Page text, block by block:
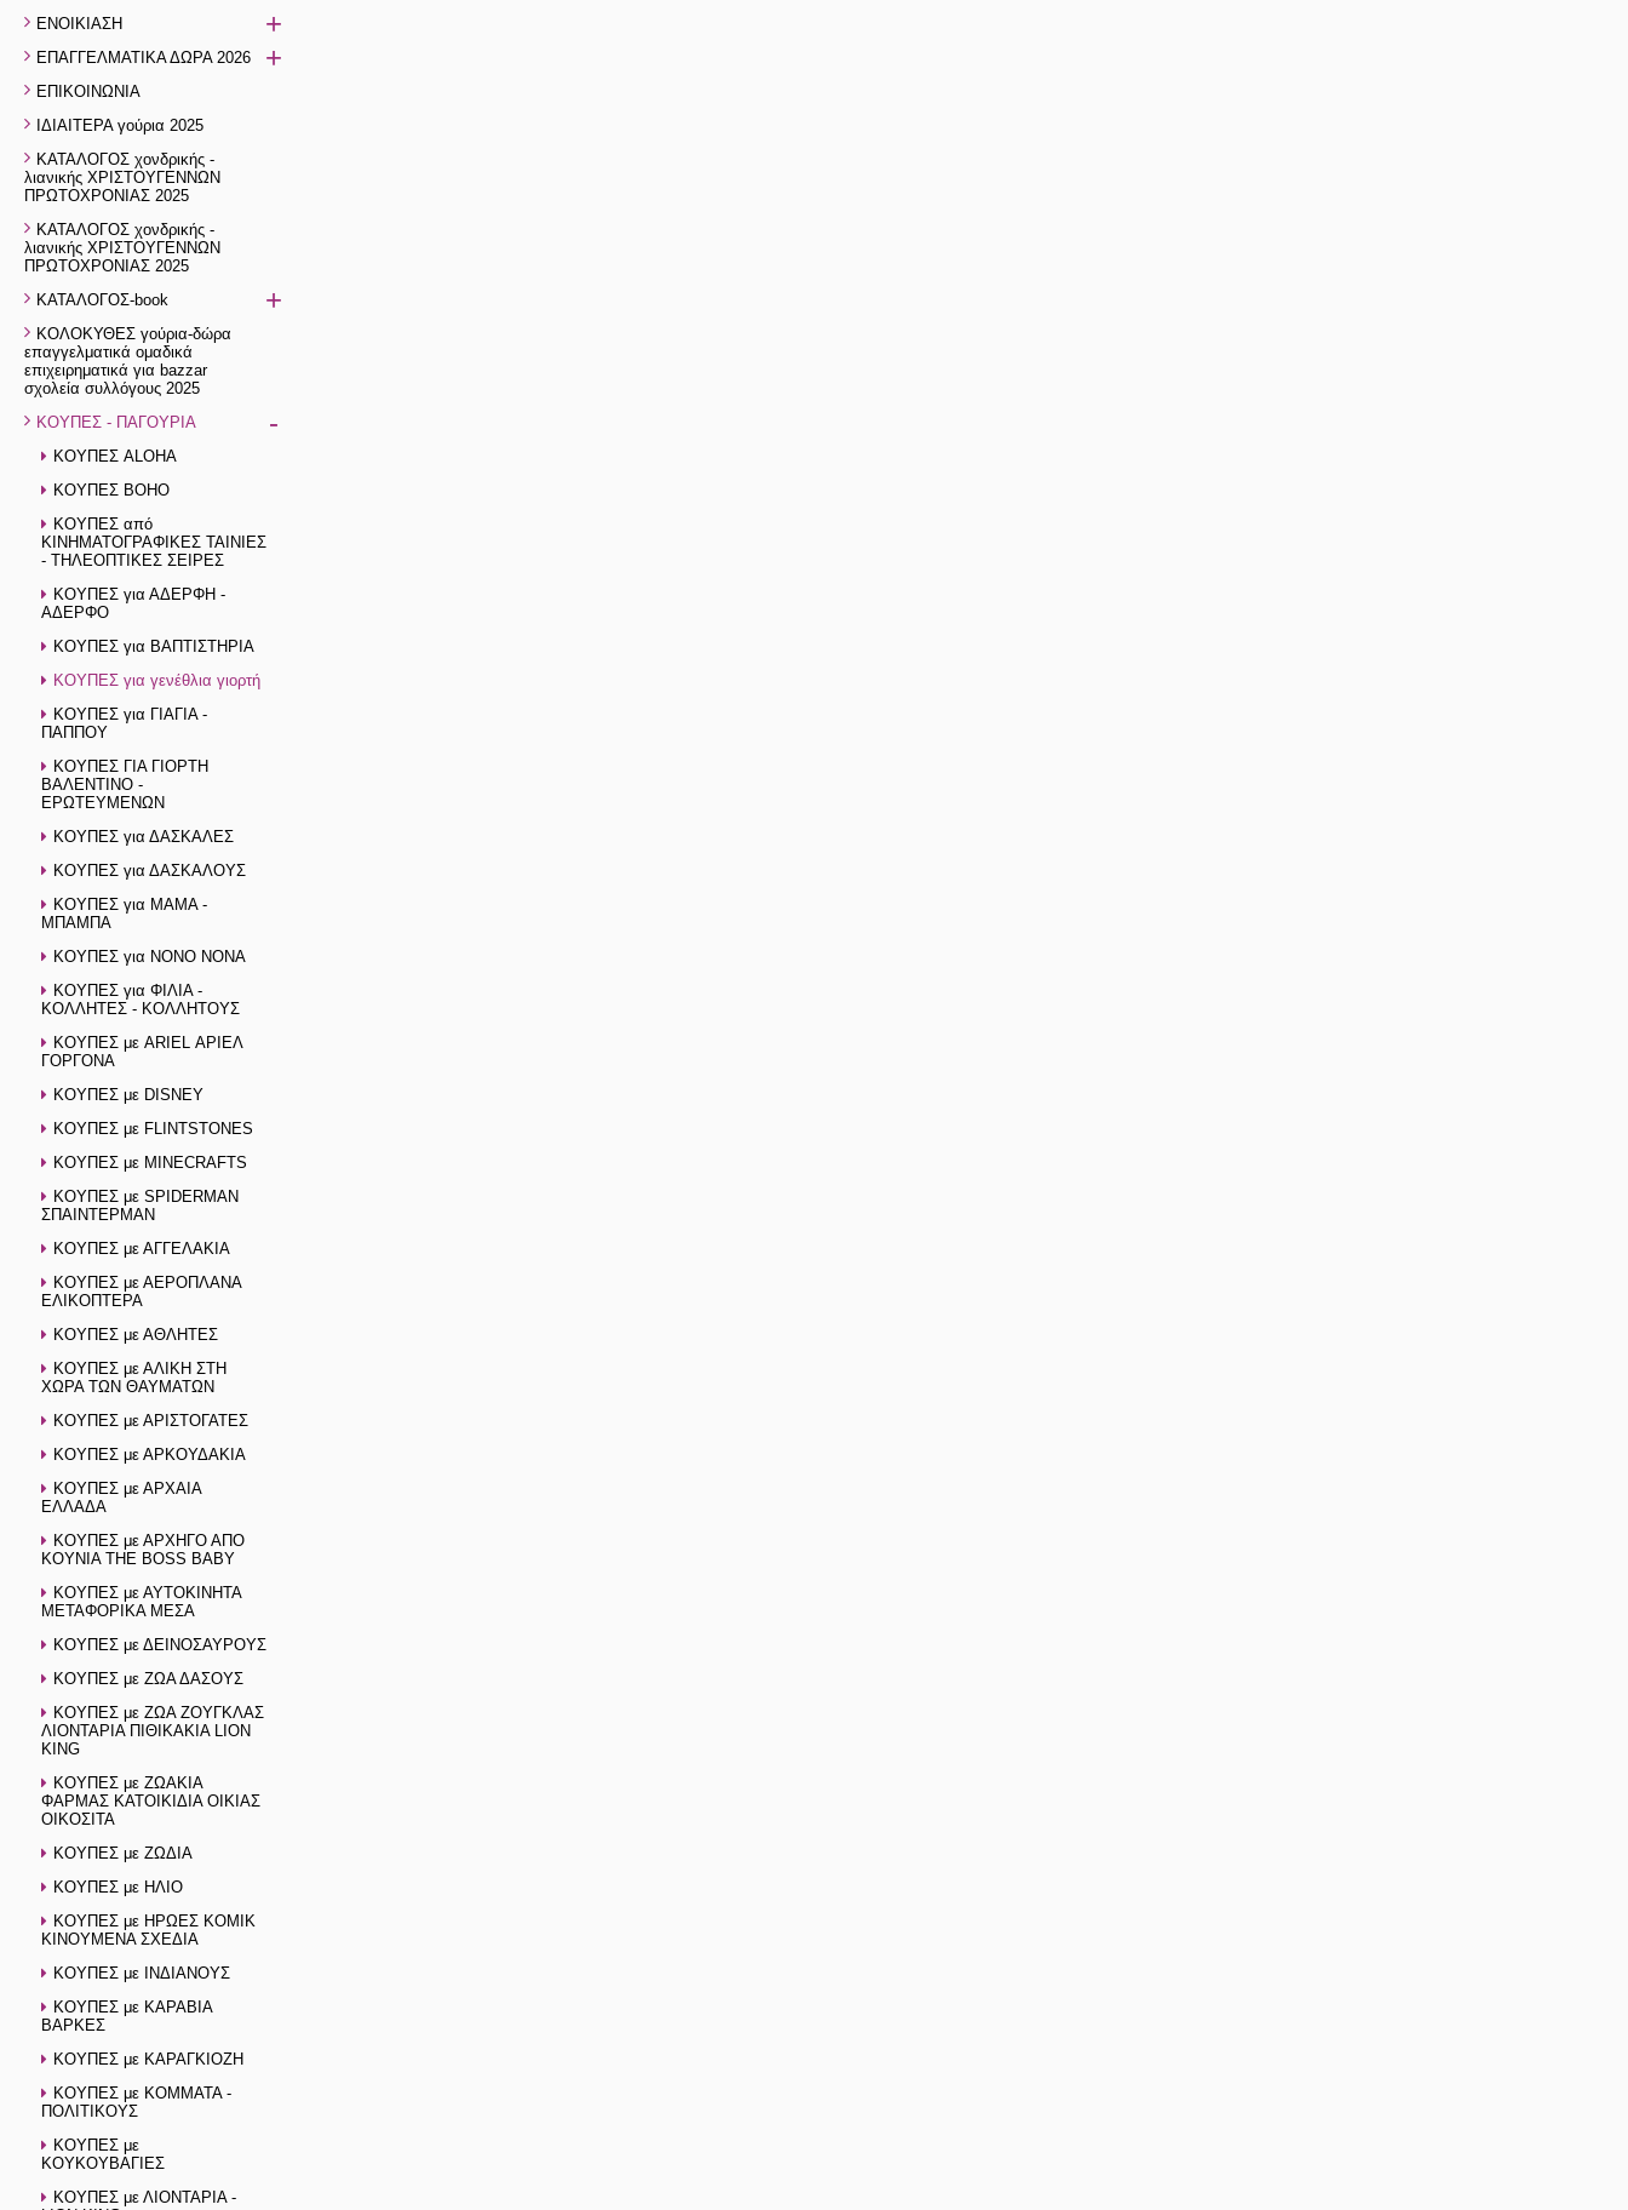
ΕΝΟΙΚΙΑΣΗ
+
ΕΠΑΓΓΕΛΜΑΤΙΚΑ ΔΩΡΑ 2026 +
ΕΠΙΚΟΙΝΩΝΙΑ
ΙΔΙΑΙΤΕΡΑ γούρια 2025
ΚΑΤΑΛΟΓΟΣ χονδρικής -
λιανικής ΧΡΙΣΤΟΥΓΕΝΝΩΝ
ΠΡΩΤΟΧΡΟΝΙΑΣ 2025
ΚΑΤΑΛΟΓΟΣ χονδρικής -
λιανικής ΧΡΙΣΤΟΥΓΕΝΝΩΝ
ΠΡΩΤΟΧΡΟΝΙΑΣ 2025
ΚΑΤΑΛΟΓΟΣ-book
+
ΚΟΛΟΚΥΘΕΣ γούρια-δώρα
επαγγελματικά ομαδικά
επιχειρηματικά για bazzar
σχολεία συλλόγους 2025
ΚΟΥΠΕΣ - ΠΑΓΟΥΡΙΑ
-
ΚΟΥΠΕΣ ALOHA
ΚΟΥΠΕΣ BOHO
ΚΟΥΠΕΣ από
ΚΙΝΗΜΑΤΟΓΡΑΦΙΚΕΣ ΤΑΙΝΙΕΣ
- ΤΗΛΕΟΠΤΙΚΕΣ ΣΕΙΡΕΣ
ΚΟΥΠΕΣ για ΑΔΕΡΦΗ -
ΑΔΕΡΦΟ
ΚΟΥΠΕΣ για ΒΑΠΤΙΣΤΗΡΙΑ
ΚΟΥΠΕΣ για γενέθλια γιορτή
ΚΟΥΠΕΣ για ΓΙΑΓΙΑ -
ΠΑΠΠΟΥ
ΚΟΥΠΕΣ ΓΙΑ ΓΙΟΡΤΗ
ΒΑΛΕΝΤΙΝΟ -
ΕΡΩΤΕΥΜΕΝΩΝ
ΚΟΥΠΕΣ για ΔΑΣΚΑΛΕΣ
ΚΟΥΠΕΣ για ΔΑΣΚΑΛΟΥΣ
ΚΟΥΠΕΣ για ΜΑΜΑ -
ΜΠΑΜΠΑ
ΚΟΥΠΕΣ για ΝΟΝΟ ΝΟΝΑ
ΚΟΥΠΕΣ για ΦΙΛΙΑ -
ΚΟΛΛΗΤΕΣ - ΚΟΛΛΗΤΟΥΣ
ΚΟΥΠΕΣ με ARIEL ΑΡΙΕΛ
ΓΟΡΓΟΝΑ
ΚΟΥΠΕΣ με DISNEY
ΚΟΥΠΕΣ με FLINTSTONES
ΚΟΥΠΕΣ με MINECRAFTS
ΚΟΥΠΕΣ με SPIDERMAN
ΣΠΑΙΝΤΕΡΜΑΝ
ΚΟΥΠΕΣ με ΑΓΓΕΛΑΚΙΑ
ΚΟΥΠΕΣ με ΑΕΡΟΠΛΑΝΑ
ΕΛΙΚΟΠΤΕΡΑ
ΚΟΥΠΕΣ με ΑΘΛΗΤΕΣ
ΚΟΥΠΕΣ με ΑΛΙΚΗ ΣΤΗ
ΧΩΡΑ ΤΩΝ ΘΑΥΜΑΤΩΝ
ΚΟΥΠΕΣ με ΑΡΙΣΤΟΓΑΤΕΣ
ΚΟΥΠΕΣ με ΑΡΚΟΥΔΑΚΙΑ
ΚΟΥΠΕΣ με ΑΡΧΑΙΑ
ΕΛΛΑΔΑ
ΚΟΥΠΕΣ με ΑΡΧΗΓΟ ΑΠΟ
ΚΟΥΝΙΑ THE BOSS BABY
ΚΟΥΠΕΣ με ΑΥΤΟΚΙΝΗΤΑ
ΜΕΤΑΦΟΡΙΚΑ ΜΕΣΑ
ΚΟΥΠΕΣ με ΔΕΙΝΟΣΑΥΡΟΥΣ
ΚΟΥΠΕΣ με ΖΩΑ ΔΑΣΟΥΣ
ΚΟΥΠΕΣ με ΖΩΑ ΖΟΥΓΚΛΑΣ
ΛΙΟΝΤΑΡΙΑ ΠΙΘΙΚΑΚΙΑ LION
KING
ΚΟΥΠΕΣ με ΖΩΑΚΙΑ
ΦΑΡΜΑΣ ΚΑΤΟΙΚΙΔΙΑ ΟΙΚΙΑΣ
ΟΙΚΟΣΙΤΑ
ΚΟΥΠΕΣ με ΖΩΔΙΑ
ΚΟΥΠΕΣ με ΗΛΙΟ
ΚΟΥΠΕΣ με ΗΡΩΕΣ ΚΟΜΙΚ
ΚΙΝΟΥΜΕΝΑ ΣΧΕΔΙΑ
ΚΟΥΠΕΣ με ΙΝΔΙΑΝΟΥΣ
ΚΟΥΠΕΣ με ΚΑΡΑΒΙΑ
ΒΑΡΚΕΣ
ΚΟΥΠΕΣ με ΚΑΡΑΓΚΙΟΖΗ
ΚΟΥΠΕΣ με ΚΟΜΜΑΤΑ -
ΠΟΛΙΤΙΚΟΥΣ
ΚΟΥΠΕΣ με
ΚΟΥΚΟΥΒΑΓΙΕΣ
ΚΟΥΠΕΣ με ΛΙΟΝΤΑΡΙΑ -